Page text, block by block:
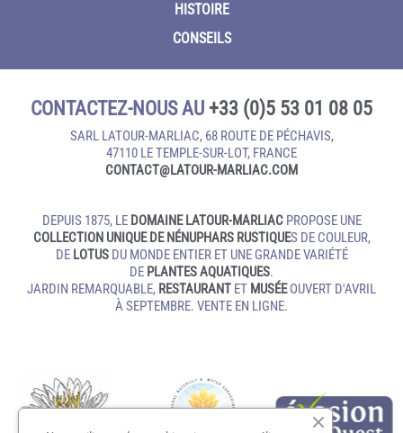
HISTOIRE
CONSEILS
CONTACTEZ-NOUS AU +33 (0)5 53 01 08 05
SARL LATOUR-MARLIAC, 68 ROUTE DE PÉCHAVIS,
47110 LE TEMPLE‑SUR‑LOT, FRANCE
CONTACT@LATOUR‑MARLIAC.COM
DEPUIS 1875, LE DOMAINE LATOUR-MARLIACPROPOSE UNE
COLLECTION UNIQUE DE NÉNUPHARS RUSTIQUES DE COULEUR,
DE LOTUSDU MONDE ENTIER ET UNE GRANDE VARIÉTÉ
DE PLANTES AQUATIQUES.
JARDIN REMARQUABLE, RESTAURANT ET MUSÉEOUVERT D'AVRIL
À SEPTEMBRE. VENTE EN LIGNE.